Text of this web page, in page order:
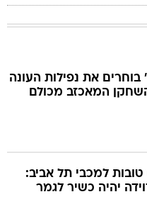
3" בוחרים את נפילות העונה
המאכזב מכולם
למכבי תל אביב:
יהיה כשיר לגמר